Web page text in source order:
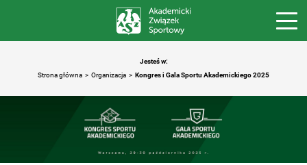
Jesteś w:
Strona główna
Organizacja Kongres i Gala Sportu Akademickiego 2025